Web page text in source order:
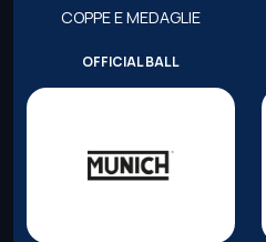
COPPE E MEDAGLIE
OFFICIAL BALL